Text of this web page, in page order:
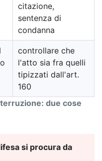
due cose
citazione,
sentenza di
condanna
controllare che
l'atto sia fra quelli
tipizzati dall'art.
160
si procura da